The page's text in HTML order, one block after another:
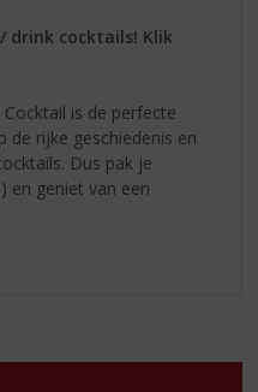
drink cocktails! Klik
is de perfecte
de rijke geschiedenis en
Dus pak je
en geniet van een